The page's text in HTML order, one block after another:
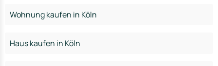
Wohnung kaufen in Köln
Haus kaufen in Köln